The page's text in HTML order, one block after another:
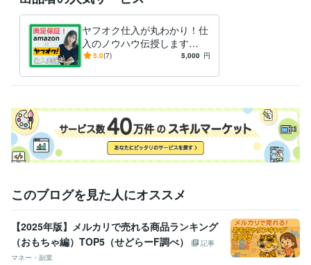
ヤフオク仕入が丸わかり！仕
入のノウハウ伝授します
【満足保証】あなたの物販を
も伝授！
5.0(7) 5,000 円
このブログを見た人にオススメ
【2025年版】メルカリで売れる商品ランキング
（おもちゃ編）TOP5（せどらーF調べ）
記事
マネー・副業